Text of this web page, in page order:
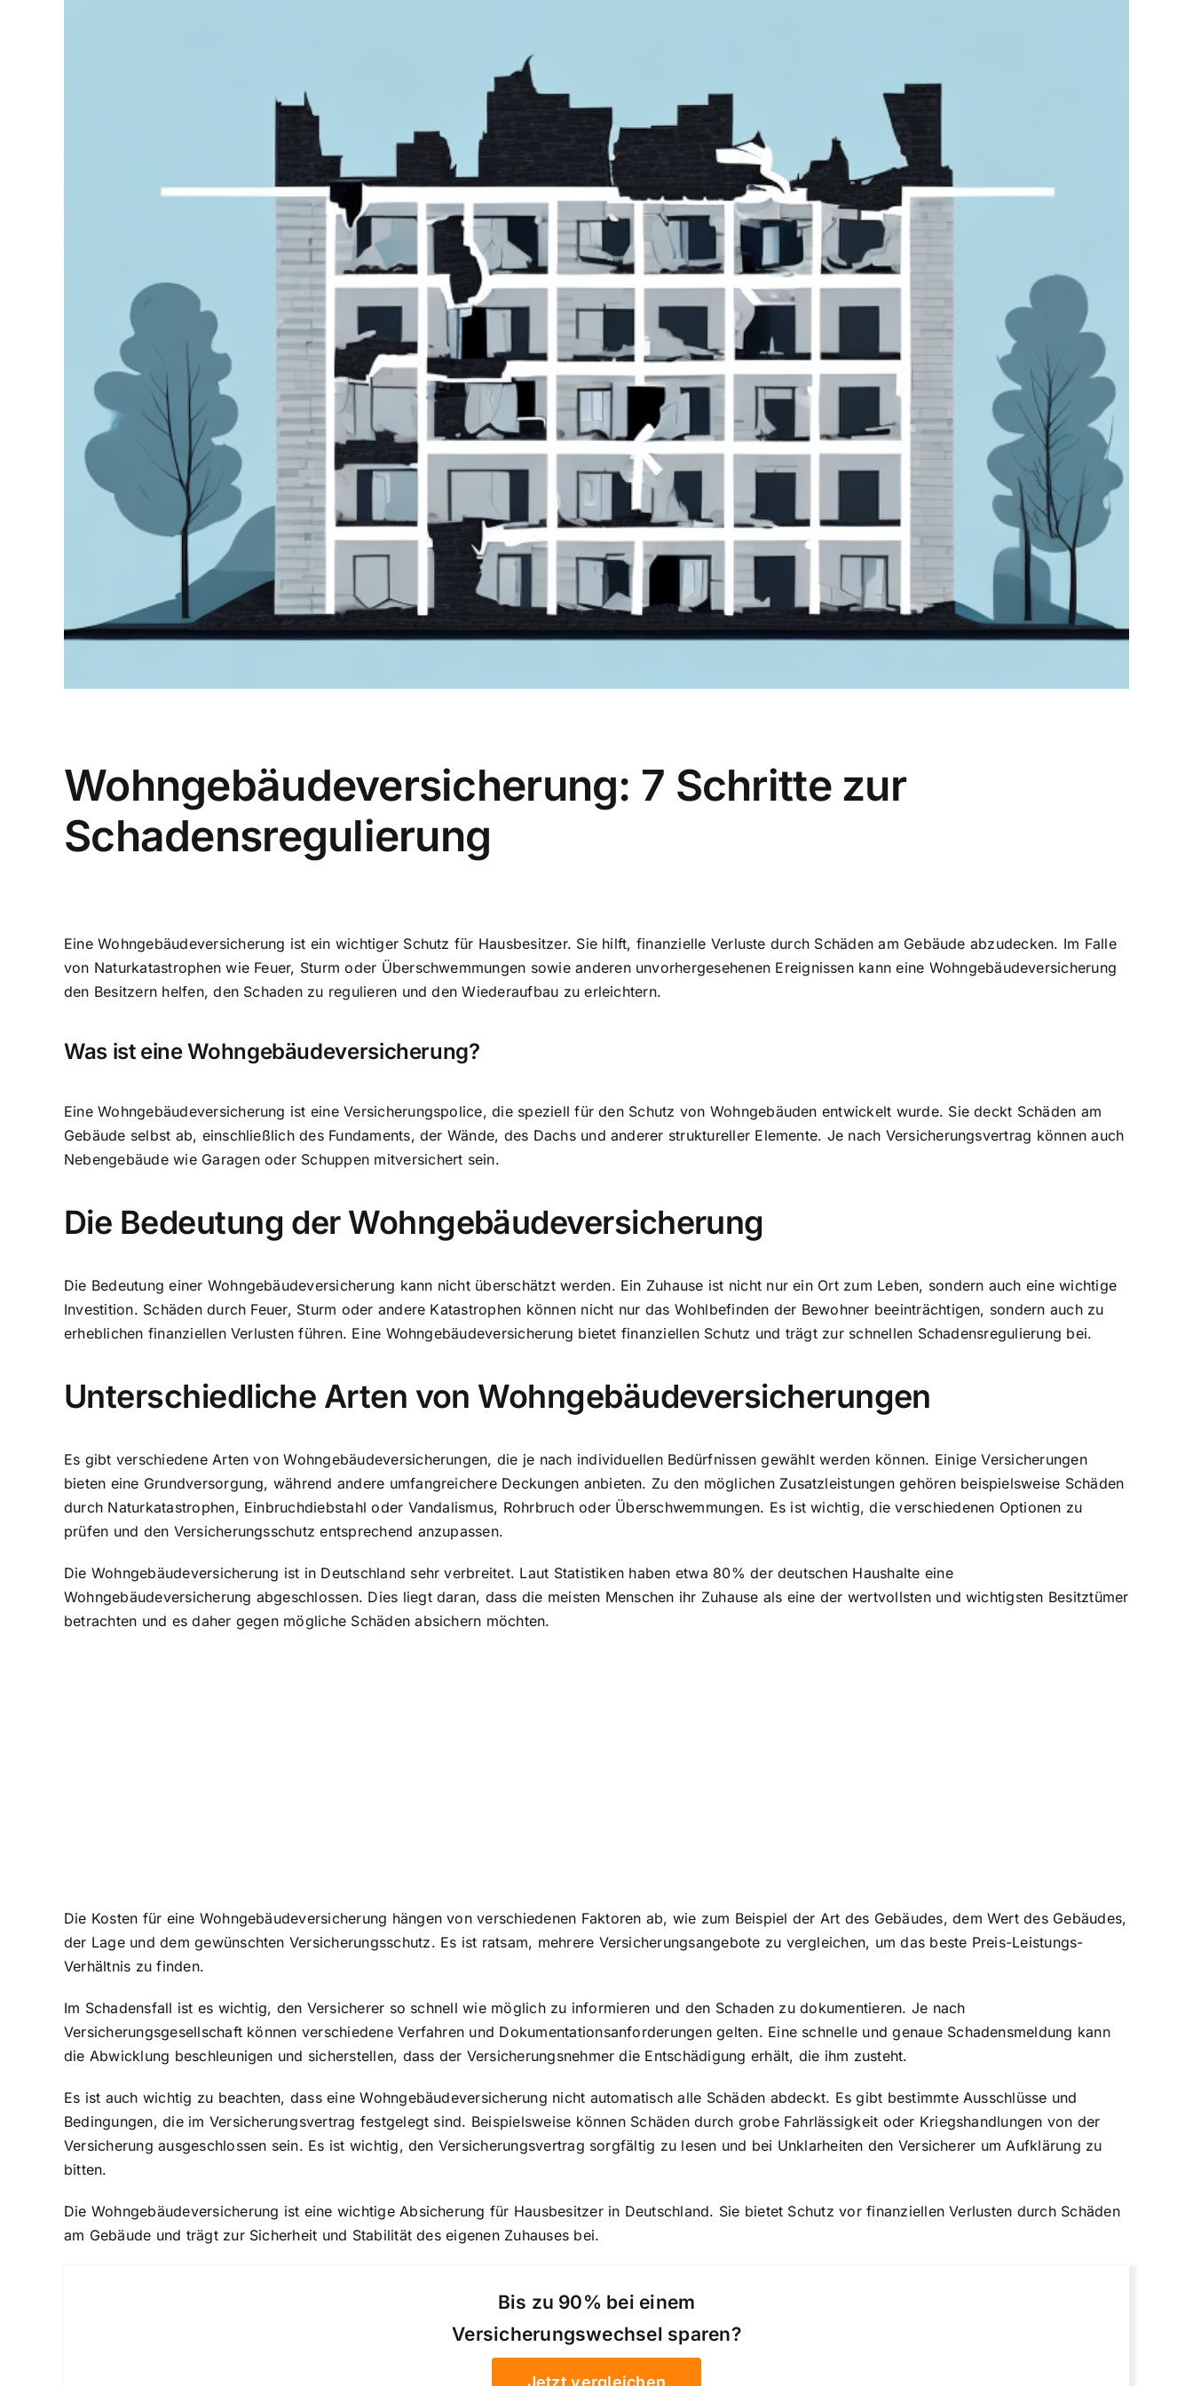
Wohngebäudeversicherung: 7 Schritte zur
Schadensregulierung
Eine Wohngebäudeversicherung ist ein wichtiger Schutz für Hausbesitzer. Sie hilft, finanzielle Verluste durch Schäden am Gebäude abzudecken. Im Falle
von Naturkatastrophen wie Feuer, Sturm oder Überschwemmungen sowie anderen unvorhergesehenen Ereignissen kann eine Wohngebäudeversicherung
den Besitzern helfen, den Schaden zu regulieren und den Wiederaufbau zu erleichtern.
Was ist eine Wohngebäudeversicherung?
Eine Wohngebäudeversicherung ist eine Versicherungspolice, die speziell für den Schutz von Wohngebäuden entwickelt wurde. Sie deckt Schäden am
Gebäude selbst ab, einschließlich des Fundaments, der Wände, des Dachs und anderer struktureller Elemente. Je nach Versicherungsvertrag können auch
Nebengebäude wie Garagen oder Schuppen mitversichert sein.
Die Bedeutung der Wohngebäudeversicherung
Die Bedeutung einer Wohngebäudeversicherung kann nicht überschätzt werden. Ein Zuhause ist nicht nur ein Ort zum Leben, sondern auch eine wichtige
Investition. Schäden durch Feuer, Sturm oder andere Katastrophen können nicht nur das Wohlbefinden der Bewohner beeinträchtigen, sondern auch zu
erheblichen finanziellen Verlusten führen. Eine Wohngebäudeversicherung bietet finanziellen Schutz und trägt zur schnellen Schadensregulierung bei.
Unterschiedliche Arten von Wohngebäudeversicherungen
Es gibt verschiedene Arten von Wohngebäudeversicherungen, die je nach individuellen Bedürfnissen gewählt werden können. Einige Versicherungen
bieten eine Grundversorgung, während andere umfangreichere Deckungen anbieten. Zu den möglichen Zusatzleistungen gehören beispielsweise Schäden
durch Naturkatastrophen, Einbruchdiebstahl oder Vandalismus, Rohrbruch oder Überschwemmungen. Es ist wichtig, die verschiedenen Optionen zu
prüfen und den Versicherungsschutz entsprechend anzupassen.
Die Wohngebäudeversicherung ist in Deutschland sehr verbreitet. Laut Statistiken haben etwa 80% der deutschen Haushalte eine
Wohngebäudeversicherung abgeschlossen. Dies liegt daran, dass die meisten Menschen ihr Zuhause als eine der wertvollsten und wichtigsten Besitztümer
betrachten und es daher gegen mögliche Schäden absichern möchten.
Die Kosten für eine Wohngebäudeversicherung hängen von verschiedenen Faktoren ab, wie zum Beispiel der Art des Gebäudes, dem Wert des Gebäudes,
der Lage und dem gewünschten Versicherungsschutz. Es ist ratsam, mehrere Versicherungsangebote zu vergleichen, um das beste Preis-Leistungs-
Verhältnis zu finden.
Im Schadensfall ist es wichtig, den Versicherer so schnell wie möglich zu informieren und den Schaden zu dokumentieren. Je nach
Versicherungsgesellschaft können verschiedene Verfahren und Dokumentationsanforderungen gelten. Eine schnelle und genaue Schadensmeldung kann
die Abwicklung beschleunigen und sicherstellen, dass der Versicherungsnehmer die Entschädigung erhält, die ihm zusteht.
Es ist auch wichtig zu beachten, dass eine Wohngebäudeversicherung nicht automatisch alle Schäden abdeckt. Es gibt bestimmte Ausschlüsse und
Bedingungen, die im Versicherungsvertrag festgelegt sind. Beispielsweise können Schäden durch grobe Fahrlässigkeit oder Kriegshandlungen von der
Versicherung ausgeschlossen sein. Es ist wichtig, den Versicherungsvertrag sorgfältig zu lesen und bei Unklarheiten den Versicherer um Aufklärung zu
bitten.
Die Wohngebäudeversicherung ist eine wichtige Absicherung für Hausbesitzer in Deutschland. Sie bietet Schutz vor finanziellen Verlusten durch Schäden
am Gebäude und trägt zur Sicherheit und Stabilität des eigenen Zuhauses bei.
Bis zu 90% bei einem
Versicherungswechsel sparen?